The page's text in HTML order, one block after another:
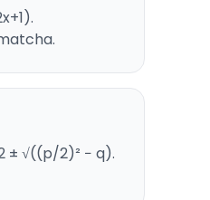
± √((p/2)² − q).